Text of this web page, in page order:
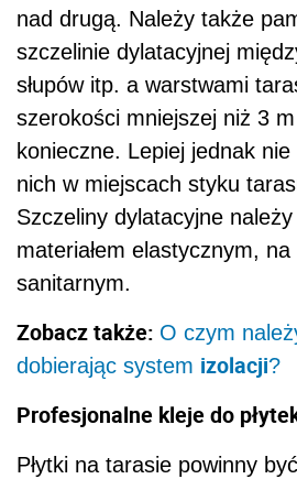
nad drugą. Należy także
szczelinie dylatacyjnej
słupów itp. a warstwami
szerokości mniejszej niż 3
konieczne. Lepiej jednak
nich w miejscach styku
Szczeliny dylatacyjne należy
materiałem elastycznym, na
sanitarnym.
Zobacz także: O czym
dobierając system izolacji?
Profesjonalne kleje do
Płytki na tarasie powinny